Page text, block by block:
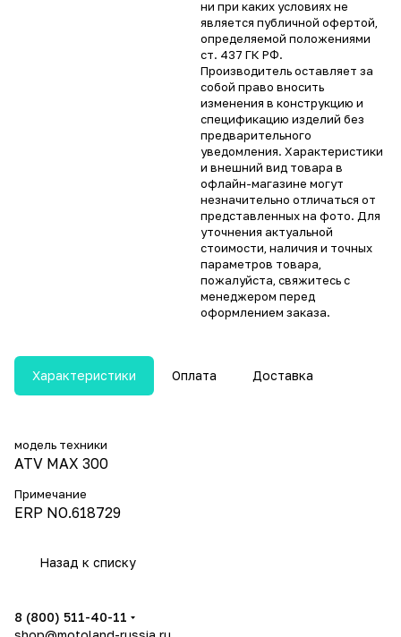
ни при каких условиях не
является публичной офертой,
определяемой положениями
ст. 437 ГК РФ.
Производитель оставляет за
собой право вносить
изменения в конструкцию и
спецификацию изделий без
предварительного
уведомления. Характеристики
и внешний вид товара в
офлайн-магазине могут
незначительно отличаться от
представленных на фото. Для
уточнения актуальной
стоимости, наличия и точных
параметров товара,
пожалуйста, свяжитесь с
менеджером перед
оформлением заказа.
Характеристики Оплата Доставка
модель техники
ATV MAX 300
Примечание
ERP NO.618729
Назад к списку
8 (800) 511-40-11